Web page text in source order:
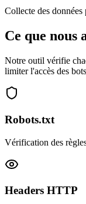
Collecte des
Ce que nous
Notre outil vérifie
limiter l'accès des
Robots.txt
Vérification des
Headers HTTP